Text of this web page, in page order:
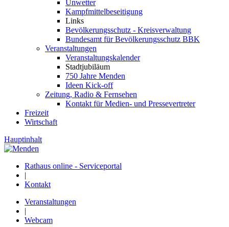
Unwetter
Kampfmittelbeseitigung
Links
Bevölkerungsschutz - Kreisverwaltung
Bundesamt für Bevölkerungsschutz BBK
Veranstaltungen
Veranstaltungskalender
Stadtjubiläum
750 Jahre Menden
Ideen Kick-off
Zeitung, Radio & Fernsehen
Kontakt für Medien- und Pressevertreter
Freizeit
Wirtschaft
Hauptinhalt
Rathaus online - Serviceportal
|
Kontakt
Veranstaltungen
|
Webcam